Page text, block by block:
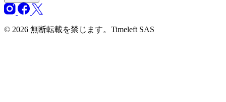
© 2026 無断転載を禁じます。Timeleft SAS